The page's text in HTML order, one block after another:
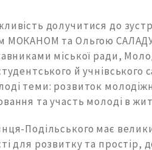
долучитися до
МОКАНОМ та Ольгою
міської ради,
й учнівського
теми: розвиток
та участь молоді в
Подільського має
для розвитку та простір,